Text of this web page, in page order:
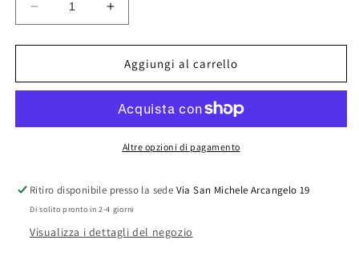
Diminuisci
quantità
per
PORTAGOMMA
Aumenta
quantità
per
RACCORDO
PORTAGOMMA
M.1.1/2X40
Aggiungi al carrello
Altre opzioni di pagamento
Ritiro disponibile presso la sede Via San Michele Arcangelo 19
Di solito pronto in 2-4 giorni
Visualizza i dettagli del negozio